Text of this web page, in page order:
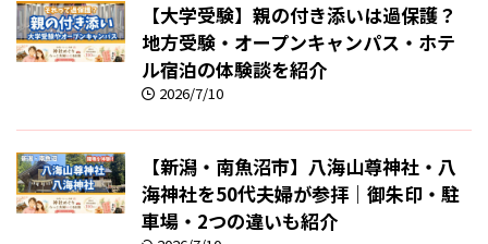
【大学受験】親の付き添いは過保護？
地方受験・オープンキャンパス・ホテ
ル宿泊の体験談を紹介
2026/7/10
【新潟・南魚沼市】八海山尊神社・八
海神社を50代夫婦が参拝｜御朱印・駐
車場・2つの違いも紹介